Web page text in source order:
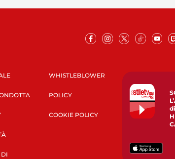
WHISTLEBLOWER
POLICY
COOKIE POLICY